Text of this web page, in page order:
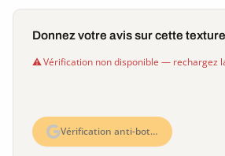
Donnez votre avis sur cette texture
Vérification non disponible — rechargez
Vérification anti-bot…